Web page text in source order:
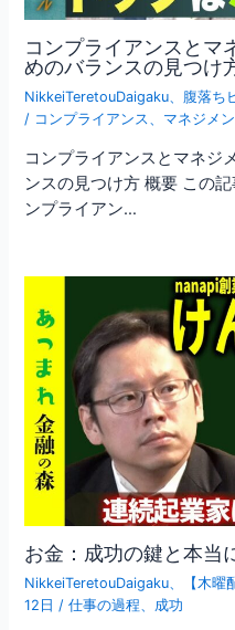
コンプライアンスとマ
めのバランスの見つけ
NikkeiTeretouDaigaku 腹落ち
/ コンプライアンス マネジメ
コンプライアンスとマネジ
ンスの見つけ方 概要 この
ンプライアン…
お金：成功の鍵と本当
NikkeiTeretouDaigaku、 【木
12日 /仕事の過程、 成功